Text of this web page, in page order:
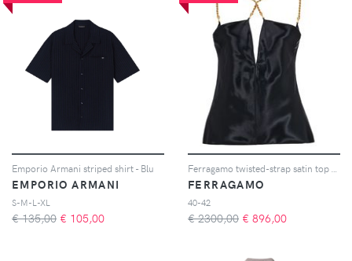
Emporio Armani striped shirt - Blu
EMPORIO ARMANI
S-M-L-XL
€ 135,00 € 105,00
FERRAGAMO
40-42
€ 2300,00 € 896,00